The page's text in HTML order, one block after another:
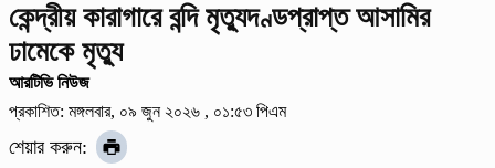
কেন্দ্রীয় কারাগারে বন্দি মৃত্যুদণ্ডপ্রাপ্ত আসামির
ঢামেকে মৃত্যু
আরটিভি নিউজ
প্রকাশিত: মঙ্গলবার, ০৯ জুন ২০২৬ , ০১:৫৩ পিএম
শেয়ার করুন: